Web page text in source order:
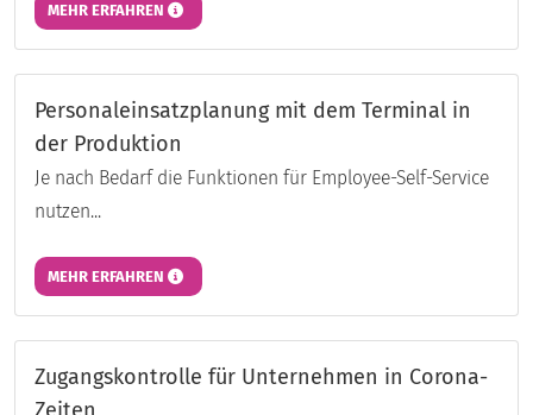
MEHR ERFAHREN
Personaleinsatzplanung mit dem Terminal in
der Produktion
Je nach Bedarf die Funktionen für Employee-Self-Service
nutzen...
MEHR ERFAHREN
Zugangskontrolle für Unternehmen in Corona-